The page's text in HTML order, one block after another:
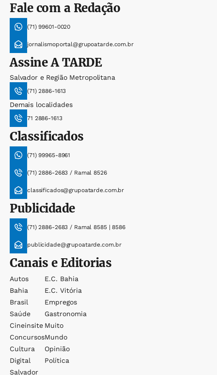
Fale com a Redação
(71) 99601-0020
jornalismoportal@grupoatarde.com.br
AssineA TARDE
Salvador e Região Metropolitana
(71) 2886-1613
Demais localidades
71 2886-1613
Classificados
(71) 99965-8961
(71) 2886-2683 / Ramal 8526
classificados@grupoatarde.com.br
Publicidade
(71) 2886-2683 / Ramal 8585 | 8586
publicidade@grupoatarde.com.br
Canais e Editorias
Autos
Bahia
Brasil
Saúde
Cineinsite
Concursos
Cultura
Digital
Salvador
E.c. Bahia
E.c. Vitória
Empregos
Gastronomia
Muito
Mundo
Opinião
Política